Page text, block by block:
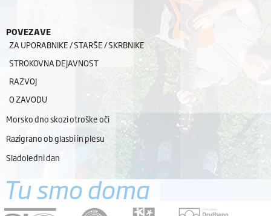
POVEZAVE
ZA UPORABNIKE / STARŠE / SKRBNIKE
STROKOVNA DEJAVNOST
RAZVOJ
O ZAVODU
Morsko dno skozi otroške oči
Razigrano ob glasbi in plesu
Sladoledni dan
Tu smo doma